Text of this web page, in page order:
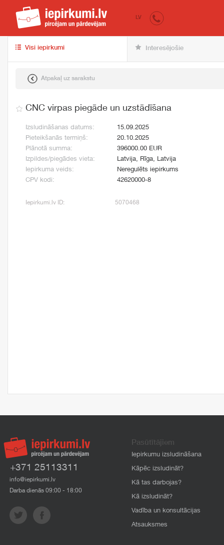
iepirkumi.lv
LV
Visi iepirkumi Interesējošie
Atpakaļ uz sarakstu
CNC virpas piegāde un uzstādīšana
Izsludināšanas datums:
15.09.2025
Pieteikšanās termiņš:
20.10.2025
Plānotā summa:
396000.00 EUR
Izpildes/piegādes vieta:
Latvija, Rīga, Latvija
Iepirkuma veids:
Neregulēts iepirkums
CPV kodi:
42620000-8
Iepirkumi.lv ID: 5070468
+371 25113311
info@iepirkumi.lv
Darba dienās 09:00 - 18:00
Pasūtītājiem
Iepirkumu izsludināšana
Kāpēc izsludināt?
Kā tas darbojas?
Kā izsludināt?
Vadība un konsultācijas
Atsauksmes